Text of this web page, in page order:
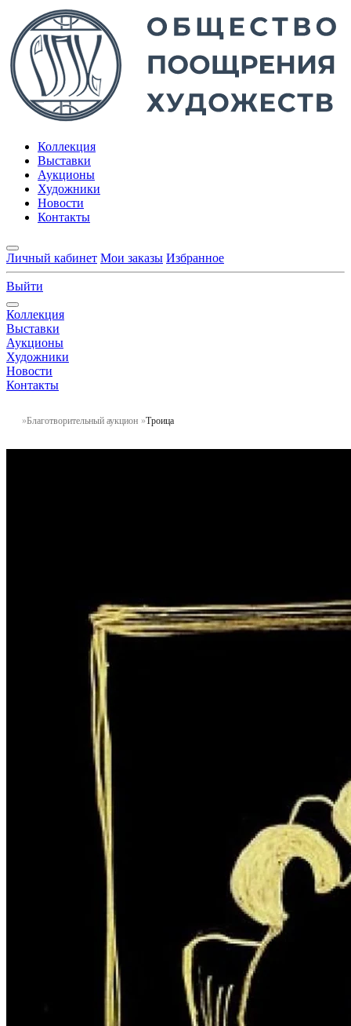
Коллекция
Выставки
Аукционы
Художники
Новости
Контакты
Личный кабинет Мои заказы Избранное
Выйти
Коллекция
Выставки
Аукционы
Художники
Новости
Контакты
Благотворительный аукцион Троица